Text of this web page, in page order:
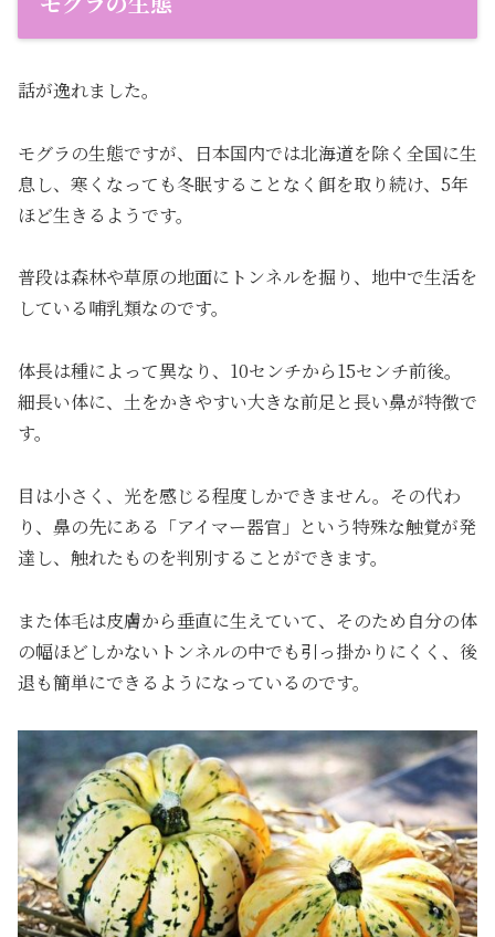
話が逸れました。
モグラの生態ですが、日本国内では北海道を除く全国に生
息し、寒くなっても冬眠することなく餌を取り続け、5年
ほど生きるようです。
普段は森林や草原の地面にトンネルを掘り、地中で生活を
している哺乳類なのです。
体長は種によって異なり、10センチから15センチ前後。
細長い体に、土をかきやすい大きな前足と長い鼻が特徴で
す。
目は小さく、光を感じる程度しかできません。その代わ
り、鼻の先にある「アイマー器官」という特殊な触覚が発
達し、触れたものを判別することができます。
また体毛は皮膚から垂直に生えていて、そのため自分の体
の幅ほどしかないトンネルの中でも引っ掛かりにくく、後
退も簡単にできるようになっているのです。